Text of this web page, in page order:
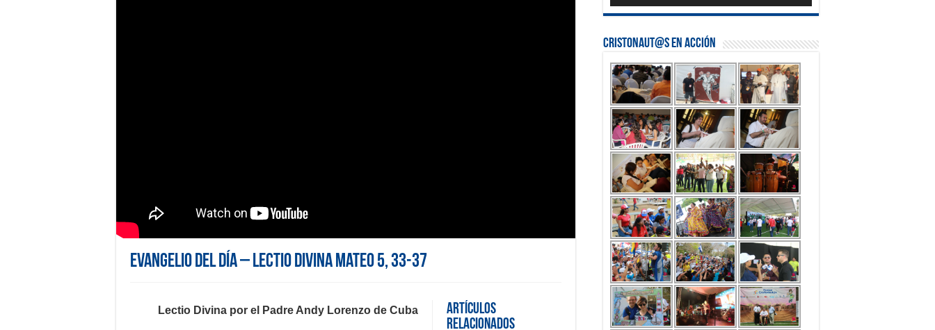
Evangelio del día – Lectio Divina Mateo 5, 33-37
Artículos
Relacionados
Lectio Divina por el Padre Andy Lorenzo de Cuba
Cristonaut@s en Acción